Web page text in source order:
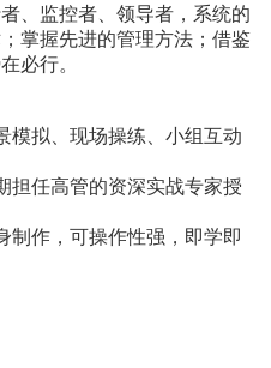
、监控者、领导者，系统的
掌握先进的管理方法；借鉴
必行。
模拟、现场操练、小组互动
担任高管的资深实战专家授
制作，可操作性强，即学即